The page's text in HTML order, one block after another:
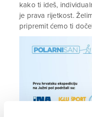
kako ti ideš,
je prava rijetkost.
pripremit ćemo ti